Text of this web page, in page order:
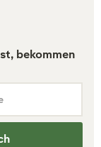
bekommen